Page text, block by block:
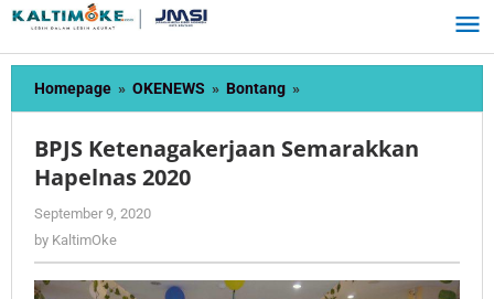
Skip
content
Homepage » OKENEWS » Bontang »
Ketenagakerjaan
Hapelnas
BPJS Ketenagakerjaan Semarakkan
Hapelnas 2020
September 9, 2020
by KaltimOke